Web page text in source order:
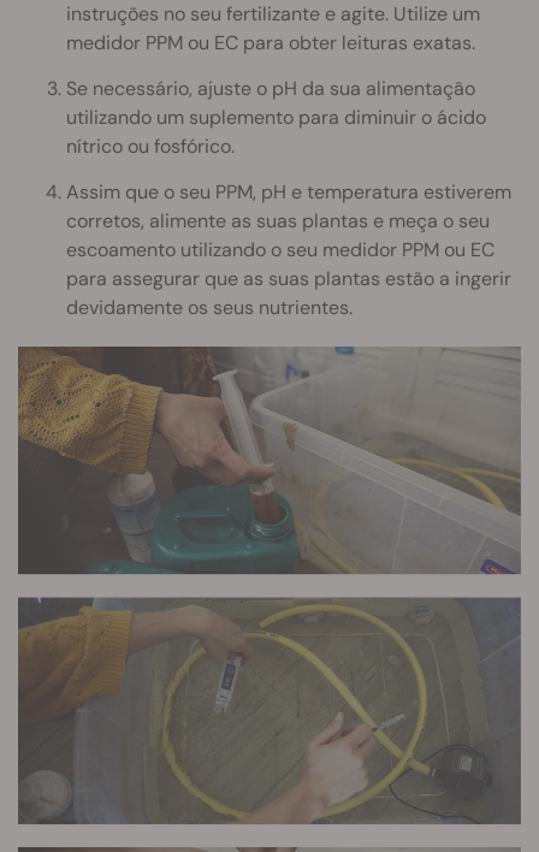
instruções no seu fertilizante e agite. Utilize um
medidor PPM ou EC para obter leituras exatas.
Se necessário, ajuste o pH da sua alimentação
utilizando um suplemento para diminuir o ácido
nítrico ou fosfórico.
Assim que o seu PPM, pH e temperatura estiverem
corretos, alimente as suas plantas e meça o seu
escoamento utilizando o seu medidor PPM ou EC
para assegurar que as suas plantas estão a ingerir
devidamente os seus nutrientes.